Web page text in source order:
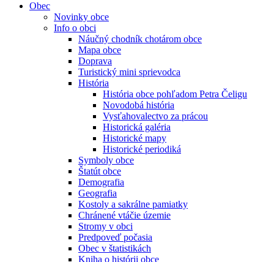
Obec
Novinky obce
Info o obci
Náučný chodník chotárom obce
Mapa obce
Doprava
Turistický mini sprievodca
História
História obce pohľadom Petra Čeligu
Novodobá história
Vysťahovalectvo za prácou
Historická galéria
Historické mapy
Historické periodiká
Symboly obce
Štatút obce
Demografia
Geografia
Kostoly a sakrálne pamiatky
Chránené vtáčie územie
Stromy v obci
Predpoveď počasia
Obec v štatistikách
Kniha o histórii obce